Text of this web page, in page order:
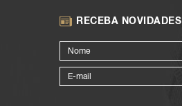
RECEBA NOVIDADES